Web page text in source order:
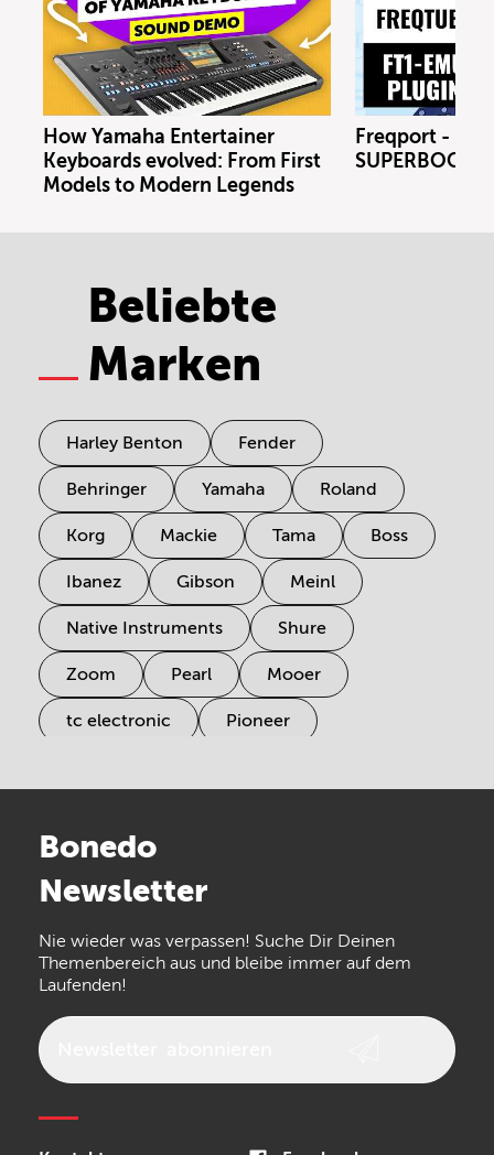
How Yamaha Entertainer
Keyboards evolved: From First
Models to Modern Legends
Freqport -
Beliebte
Marken
Harley Benton Fender
Behringer Yamaha Roland
Korg Mackie Tama Boss
Ibanez Gibson Meinl
Native Instruments Shure
Zoom Pearl Mooer
tc electronic Pioneer
Arturia
the t.bone
Walrus Audio Epiphone
Bonedo
Newsletter
Nie wieder was verpassen! Suche Dir Deinen
Themenbereich aus und bleibe immer auf dem
Laufenden!